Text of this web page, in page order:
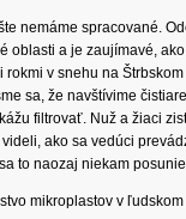
nemáme spracované.
oblasti a je zaujímavé,
v snehu na
sa, že navštívime
filtrovať. Nuž a žiaci
ako sa vedúci
to naozaj niekam
mikroplastov v